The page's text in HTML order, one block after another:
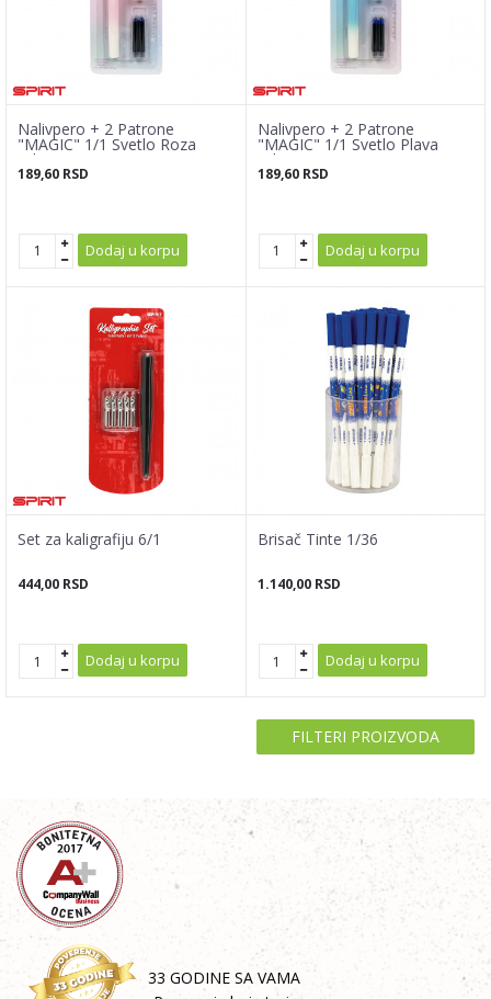
Nalivpero + 2 Patrone
"MAGIC" 1/1 Svetlo Roza
(Blister)
189,60 RSD
Dodaj u korpu
Nalivpero + 2 Patrone
"MAGIC" 1/1 Svetlo Plava
(Blister)
189,60 RSD
Dodaj u korpu
Set za kaligrafiju 6/1
444,00 RSD
Dodaj u korpu
Brisač Tinte 1/36
1.140,00 RSD
Dodaj u korpu
FILTERI PROIZVODA
33 GODINE SA VAMA